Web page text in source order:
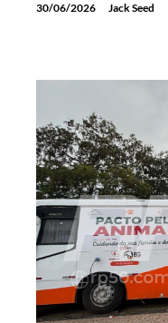
30/06/2026 Jack Seed